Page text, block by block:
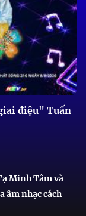
điệu" Tuấn
Minh Tâm và
âm nhạc cách